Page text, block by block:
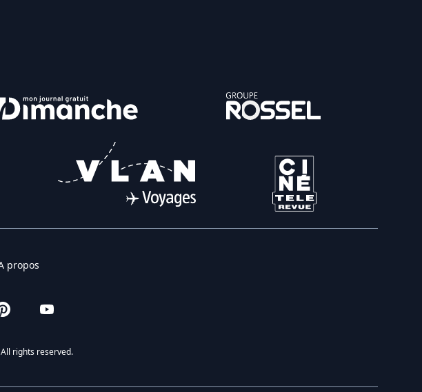
propos
YouTube
rights reserved.